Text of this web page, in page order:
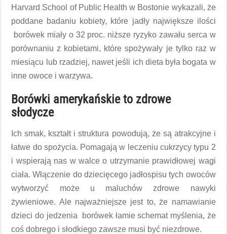
Harvard School of Public Health w Bostonie wykazali, że
poddane badaniu kobiety, które jadły największe ilości
borówek miały o 32 proc. niższe ryzyko zawału serca w
porównaniu z kobietami, które spożywały je tylko raz w
miesiącu lub rzadziej, nawet jeśli ich dieta była bogata w
inne owoce i warzywa.
Borówki amerykańskie to zdrowe
słodycze
Ich smak, kształt i struktura powodują, że są atrakcyjne i
łatwe do spożycia. Pomagają w leczeniu cukrzycy typu 2
i wspierają nas w walce o utrzymanie prawidłowej wagi
ciała. Włączenie do dziecięcego jadłospisu tych owoców
wytworzyć może u maluchów zdrowe nawyki
żywieniowe. Ale najważniejsze jest to, że namawianie
dzieci do jedzenia borówek łamie schemat myślenia, że
coś dobrego i słodkiego zawsze musi być niezdrowe.